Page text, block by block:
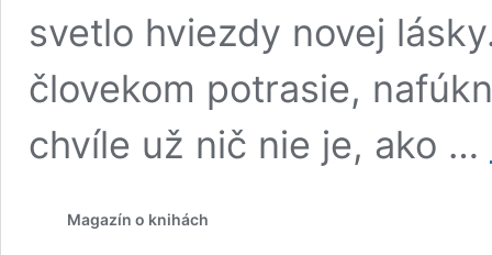
svetlo hviezdy novej
človekom potrasie,
chvíle už nič nie je, ako …
Magazín o knihách